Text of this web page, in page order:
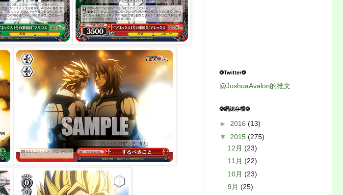
❂Twitter❂
@JoshuaAvalon的推文
❂網誌存檔❂
► 2016 (13)
▼ 2015 (275)
12月 (23)
11月 (22)
10月 (23)
9月 (25)